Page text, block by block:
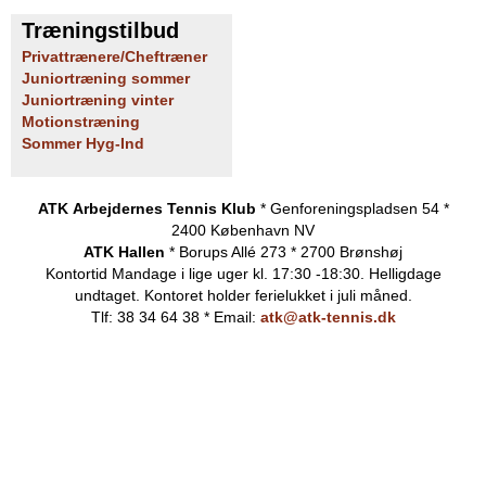
Træningstilbud
Privattrænere/Cheftræner
Juniortræning sommer
Juniortræning vinter
Motionstræning
Sommer Hyg-Ind
ATK Arbejdernes Tennis Klub * Genforeningspladsen 54 *
2400 København NV
ATK Hallen * Borups Allé 273 * 2700 Brønshøj
Kontortid Mandage i lige uger kl. 17:30 -18:30. Helligdage
undtaget.
Kontoret holder ferielukket i juli måned.
Tlf: 38 34 64 38 * Email: atk@atk-tennis.dk